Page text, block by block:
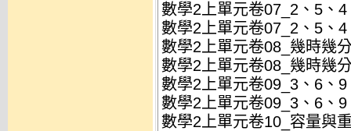
數學2上單元卷07_2、5、
數學2上單元卷07_2、5、
數學2上單元卷08_幾時幾
數學2上單元卷08_幾時幾
數學2上單元卷09_3、6、
數學2上單元卷09_3、6、
數學2上單元卷10_容量與